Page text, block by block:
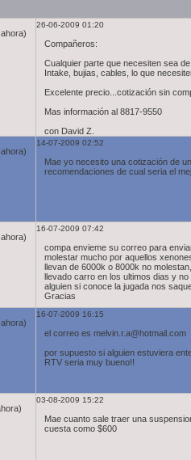
26-06-2009 01:20
Compañeros:
Cualquier parte que necesiten sea
Intake, bujias, cables, lo que
Excelente precio...cotización sin
Mas información al 8817-9550
con David Z.
14-07-2009 02:52
Mae yo necesito una cotización de
recomendaciones de cual seria el
16-07-2009 07:42
compa envieme su correo para
molestar mucho por aquellos
llevan de 6000k o 8000k no
llevado carro en los ultimos dias y
alguien si conoce la jugada nos
Gracias
16-07-2009 16:15
el correo es melvin.r.a@hotmail.com
por supuesto si alguien estuviera
RTV seria muy bueno!!
03-08-2009 15:22
Mae cuanto sale traer una
cuesta como $600